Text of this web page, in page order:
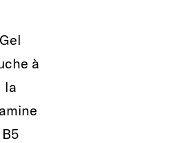
Gel
à
la
B5